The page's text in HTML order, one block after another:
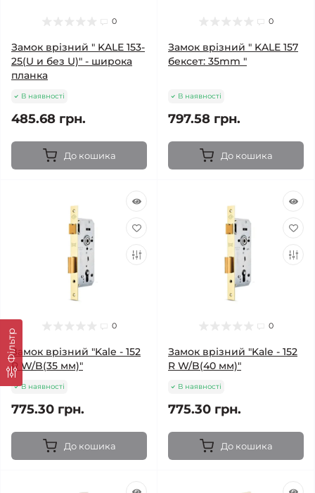
Фільтр
0
Замок врізний " KALE 153-
25(U и без U)" - широка
планка
В наявності
485.68 грн.
До кошика
0
Замок врізний " KALE 157
бексет: 35mm "
В наявності
797.58 грн.
До кошика
0
Замок врізний "Kale - 152
R W/B(35 мм)"
В наявності
775.30 грн.
До кошика
0
Замок врізний "Kale - 152
R W/B(40 мм)"
В наявності
775.30 грн.
До кошика